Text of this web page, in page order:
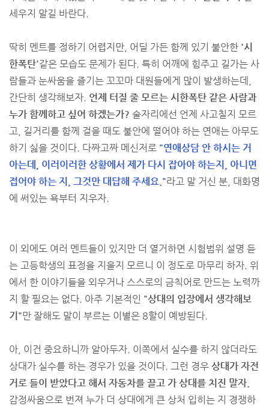
세우지 말길 바란다.
딱히 멘트를 정하기 어렵지만, 어딜 가든 함께 있기 불안한 '시
한폭탄'같은 모습도 문제가 된다. 특히 어깨에 힘주고 길가는 사
람들과 눈싸움을 즐기는 꼬꼬마 대원들에게 많이 발생하는데,
간단히 생각해보자. 언제 터질 줄 모르는 시한폭탄 같은 사람과
누가 함께하고 싶어 하겠는가? 술자리에선 언제 사고칠지 모르
고, 길거리를 함께 걸을 때도 불안에 떨어야 하는 연애는 아무도
하기 싫을 것이다. 다짜고짜 메신저로 "연애상담 안 하시는 거
아는데, 이러이러한 상황에서 제가 다시 잡아야 하는지, 아니면
접어야 하는 지, 그것만 대답해 주세요."라고 말 거신 분, 대화명
에 써있는 욕부터 지우자.
이 외에도 여러 멘트들이 있지만 더 열거하면 시험범위 설명 듣
는 고등학생의 표정을 지을지 모르니 이 정도로 마무리 하자. 위
에서 한 이야기들을 외우거나 스스로의 금칙어로 만드는 노력까
지 할 필요는 없다. 아주 기본적인 "상대의 입장에서 생각해보
기"만 잘해도 말이 부르는 이별은 8할이 예방된다.
아, 이건 중요하니까 알아두자. 이쪽에서 실수를 하지 않더라도
상대가 실수를 하는 경우가 있을 것이다. 그런 경우 상대가 자전
거로 들이 받았다고 해서 자동차를 끌고 가 상대를 치진 말자.
감정싸움으로 번져 누가 더 상대에게 큰 상처 입히는 지 경쟁하